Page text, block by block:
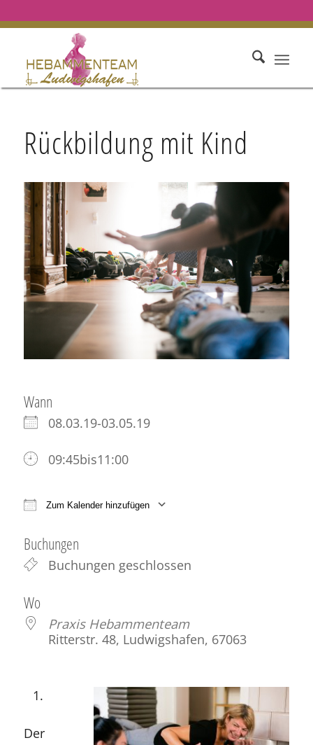
Rückbildung mit Kind
Wann
08.03.19-03.05.19
09:45bis11:00
Zum Kalender hinzufügen
Buchungen
Buchungen geschlossen
Wo
Praxis Hebammenteam
Ritterstr. 48, Ludwigshafen, 67063
Der